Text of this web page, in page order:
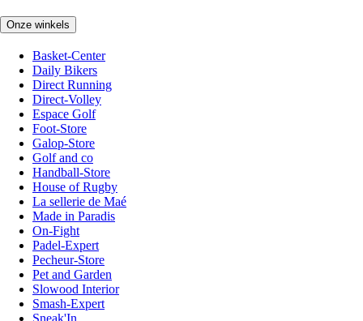
Onze winkels
Basket-Center
Daily Bikers
Direct Running
Direct-Volley
Espace Golf
Foot-Store
Galop-Store
Golf and co
Handball-Store
House of Rugby
La sellerie de Maé
Made in Paradis
On-Fight
Padel-Expert
Pecheur-Store
Pet and Garden
Slowood Interior
Smash-Expert
Sneak'In